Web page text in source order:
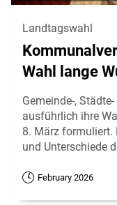
Landtagswahl
Wahl lange
Gemeinde-,
ausführlich ihre
8. März formuliert.
und Unterschiede
February 2026